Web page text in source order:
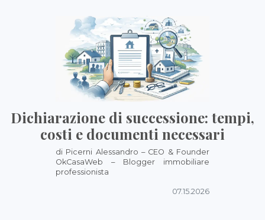
Dichiarazione di successione: tempi,
costi e documenti necessari
di Picerni Alessandro – CEO & Founder
OkCasaWeb – Blogger immobiliare
professionista
07.15.2026